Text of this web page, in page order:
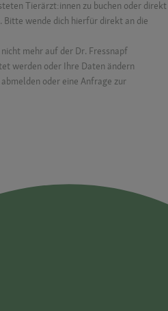
Tierärzt:innen zu buchen oder direkt
wende dich hierfür direkt an die
mehr auf der Dr. Fressnapf
werden oder Ihre Daten ändern
abmelden oder eine Anfrage zur